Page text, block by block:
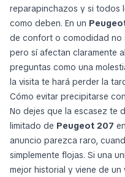
reparapinchazos y si todos
como deben. En un
de confort o comodidad no
pero sí afectan claramente
preguntas como una
la visita te hará perder la
Cómo evitar precipitarse
No dejes que la escasez te
limitado de Peugeot 207
anuncio parezca raro,
simplemente flojas. Si una
mejor historial y viene de